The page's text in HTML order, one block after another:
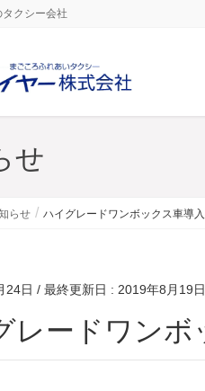
クシー会社
せ
らせ ハイグレードワンボックス車導
24日 / 最終更新日 : 2019年8月19日
グレードワン